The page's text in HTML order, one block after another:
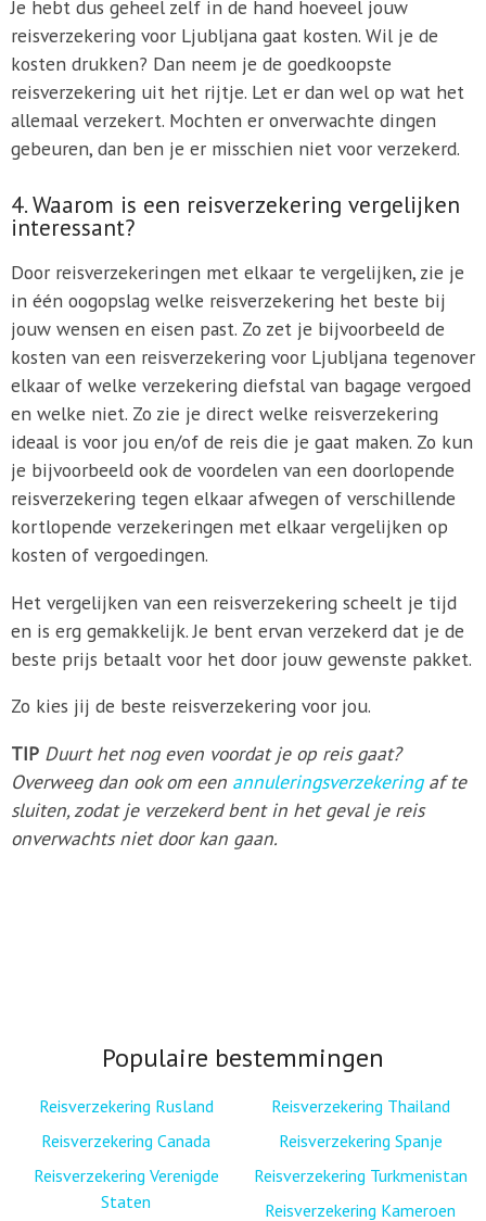
Je hebt dus geheel zelf in de hand hoeveel jouw
reisverzekering voor Ljubljana gaat kosten. Wil je de
kosten drukken? Dan neem je de goedkoopste
reisverzekering uit het rijtje. Let er dan wel op wat het
allemaal verzekert. Mochten er onverwachte dingen
gebeuren, dan ben je er misschien niet voor verzekerd.
4. Waarom is een reisverzekering vergelijken
interessant?
Door reisverzekeringen met elkaar te vergelijken, zie je
in één oogopslag welke reisverzekering het beste bij
jouw wensen en eisen past. Zo zet je bijvoorbeeld de
kosten van een reisverzekering voor Ljubljana tegenover
elkaar of welke verzekering diefstal van bagage vergoed
en welke niet. Zo zie je direct welke reisverzekering
ideaal is voor jou en/of de reis die je gaat maken. Zo kun
je bijvoorbeeld ook de voordelen van een doorlopende
reisverzekering tegen elkaar afwegen of verschillende
kortlopende verzekeringen met elkaar vergelijken op
kosten of vergoedingen.
Het vergelijken van een reisverzekering scheelt je tijd
en is erg gemakkelijk. Je bent ervan verzekerd dat je de
beste prijs betaalt voor het door jouw gewenste pakket.
Zo kies jij de beste reisverzekering voor jou.
TIP Duurt het nog even voordat je op reis gaat?
Overweeg dan ook om een annuleringsverzekeringaf te
sluiten, zodat je verzekerd bent in het geval je reis
onverwachts niet door kan gaan.
Populaire bestemmingen
Reisverzekering Rusland
Reisverzekering Canada
Reisverzekering Verenigde
Staten
Reisverzekering Thailand
Reisverzekering Spanje
Reisverzekering Turkmenistan
Reisverzekering Kameroen